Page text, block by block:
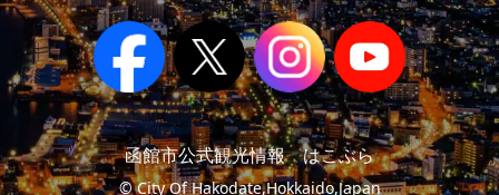
函館市公式観光情報 はこぶら
© City Of Hakodate,Hokkaido,Japan